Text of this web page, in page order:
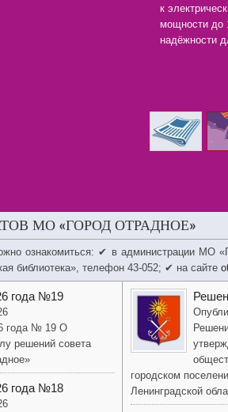
к
мощности до
надёжности
МО «ГОРОД ОТРАДНОЕ»
ознакомиться: ✔ в администрации МО
библиотека», телефон 43-052; ✔ на сайте
года №19
года № 19 О
решений совета
года №18
городском
Ленинградской